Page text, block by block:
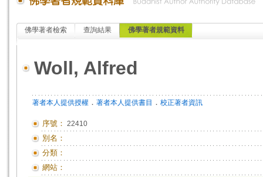
佛學著者檢索 查詢結果 佛學著者規範資料
Woll, Alfred
著者本人提供授權 ． 著者本人提供書目 ． 校正著者資訊
序號： 22410
別名：
分類：
網站：